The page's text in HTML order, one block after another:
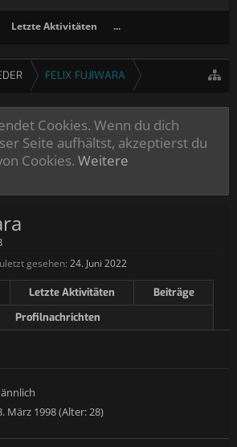
Letzte Aktivitäten ...
FELIX FUJIWARA
Cookies. Wenn du dich
Seite aufhältst, akzeptierst du
Cookies. Weitere
gesehen: 24. Juni 2022
Letzte Aktivitäten
Beiträge
Profilnachrichten
März 1998 (Alter: 28)